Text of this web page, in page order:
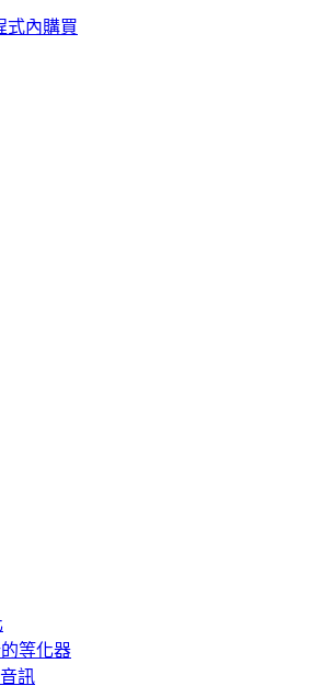
式內購買
等化器
訊